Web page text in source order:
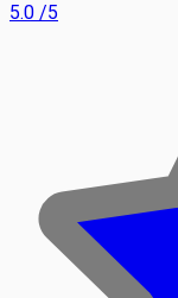
5.0 /5